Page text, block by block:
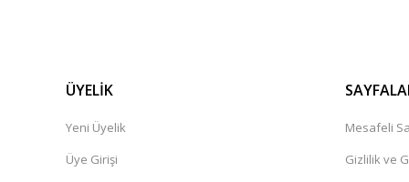
ÜYELİK
Yeni Üyelik
Üye Girişi
Mesafeli
Gizlilik ve